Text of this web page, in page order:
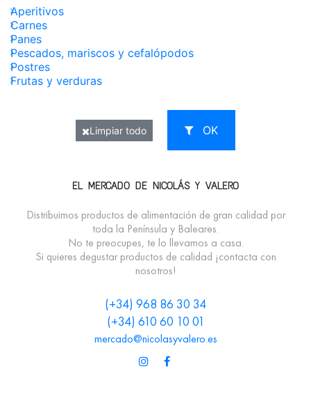
Aperitivos
Carnes
Panes
Pescados, mariscos y cefalópodos
Postres
Frutas y verduras
Limpiar todo OK
EL MERCADO DE NICOLÁS Y VALERO
Distribuimos productos de alimentación de gran calidad por
toda la Península y Baleares.
No te preocupes, te lo llevamos a casa.
Si quieres degustar productos de calidad ¡contacta con
nosotros!
(+34) 968 86 30 34
(+34) 610 60 10 01
mercado@nicolasyvalero.es